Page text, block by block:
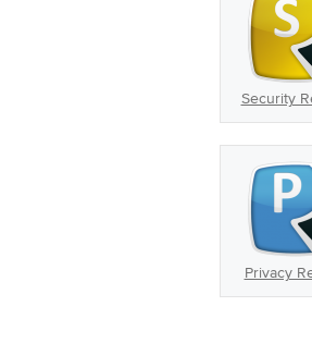
Security
Privacy